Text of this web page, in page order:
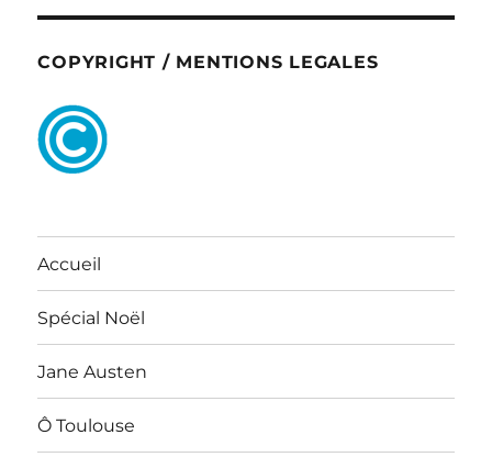
COPYRIGHT / MENTIONS LEGALES
Accueil
Spécial Noël
Jane Austen
Ô Toulouse